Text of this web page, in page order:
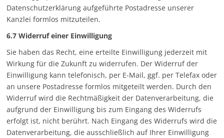
Datenschutzerklärung aufgeführte Postadresse unserer
Kanzlei formlos mitzuteilen.
6.7 Widerruf einer Einwilligung
Sie haben das Recht, eine erteilte Einwilligung jederzeit mit
Wirkung für die Zukunft zu widerrufen. Der Widerruf der
Einwilligung kann telefonisch, per E-Mail,ggf. per Telefax oder
an unsere Postadresse formlos mitgeteilt werden. Durch den
Widerruf wird die Rechtmäßigkeit der Datenverarbeitung, die
aufgrund der Einwilligung bis zum Eingang des Widerrufs
erfolgt ist, nicht berührt. Nach Eingang des Widerrufs wird die
Datenverarbeitung, die ausschließlich auf Ihrer Einwilligung